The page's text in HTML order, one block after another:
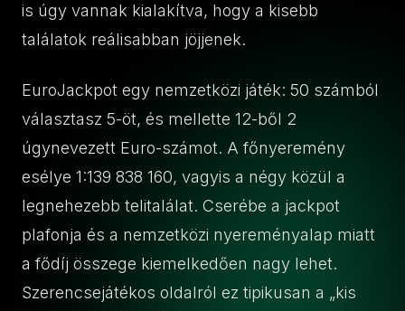
is úgy vannak kialakítva, hogy a kisebb
találatok reálisabban jöjjenek.
EuroJackpot egy nemzetközi játék: 50 számból
választasz 5-öt, és mellette 12-ből 2
úgynevezett Euro-számot. A főnyeremény
esélye 1:139 838 160, vagyis a négy közül a
legnehezebb telitalálat. Cserébe a jackpot
plafonja és a nemzetközi nyereményalap miatt
a fődíj összege kiemelkedően nagy lehet.
Szerencsejátékos oldalról ez tipikusan a „kis